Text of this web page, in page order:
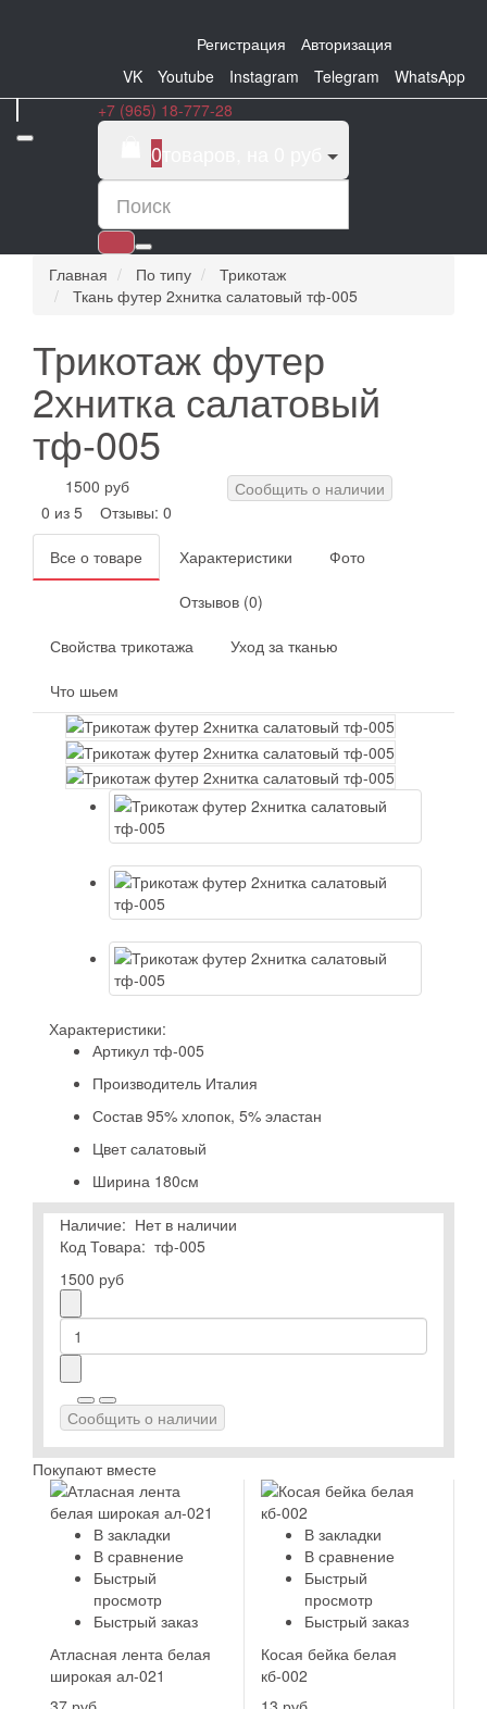
Регистрация
Авторизация
VK
Youtube Instagram Telegram
WhatsApp
+7 (965) 18-777-28
0
Главная По типу
Трикотаж
Ткань футер 2хнитка салатовый тф-005
Трикотаж футер
2хнитка салатовый
тф-005
1500 руб
Сообщить о наличии
0 из 5
Отзывы: 0
Все о товаре Характеристики Фото
Отзывов (0)
Свойства трикотажа Уход за тканью
Что шьем
Характеристики:
Артикул тф-005
Производитель Италия
Состав 95% хлопок, 5% эластан
Цвет салатовый
Ширина 180см
Наличие: Нет в наличии
Код Товара: тф-005
1500 руб
Сообщить о наличии
Покупают вместе
В закладки
В сравнение
Быстрый
просмотр
Быстрый заказ
Атласная лента белая
широкая ал-021
В закладки
В сравнение
Быстрый
просмотр
Быстрый заказ
Косая бейка белая
кб-002